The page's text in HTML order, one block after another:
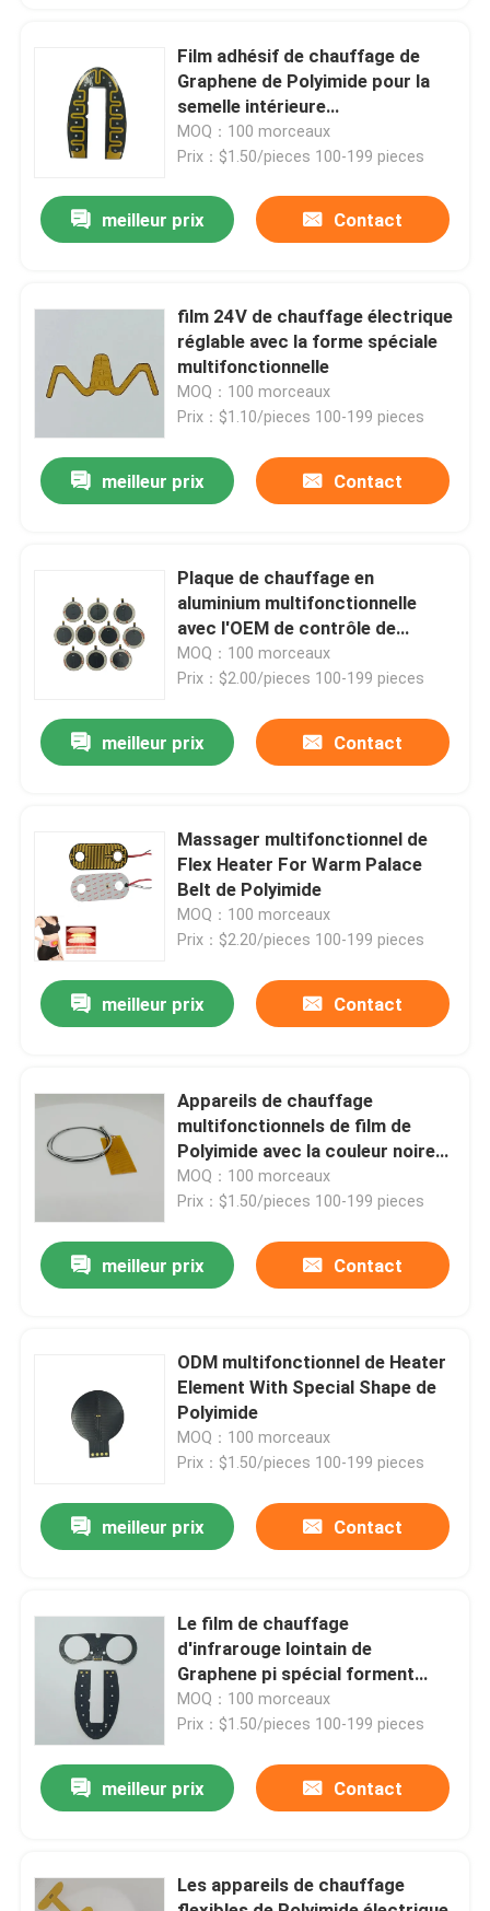
Maison
Vidéos
Visite d'usine
Contrôle de qualité
Nouvelles
Demandez une citation
Appareil de chauffage de film de pi
Film adhésif de chauffage de
Graphene de Polyimide pour la
semelle intérieure
multifonctionnelle
MOQ：100 morceaux
Prix：$1.50/pieces 100-199 pieces
meilleur prix Contact
film 24V de chauffage électrique
réglable avec la forme spéciale
multifonctionnelle
MOQ：100 morceaux
Prix：$1.10/pieces 100-199 pieces
meilleur prix Contact
Plaque de chauffage en
aluminium multifonctionnelle
avec l'OEM de contrôle de
température de NTC
MOQ：100 morceaux
Prix：$2.00/pieces 100-199 pieces
meilleur prix Contact
Massager multifonctionnel de
Flex Heater For Warm Palace
Belt de Polyimide
MOQ：100 morceaux
Prix：$2.20/pieces 100-199 pieces
meilleur prix Contact
Appareils de chauffage
multifonctionnels de film de
Polyimide avec la couleur noire
jaune
MOQ：100 morceaux
Prix：$1.50/pieces 100-199 pieces
meilleur prix Contact
ODM multifonctionnel de Heater
Element With Special Shape de
Polyimide
MOQ：100 morceaux
Prix：$1.50/pieces 100-199 pieces
meilleur prix Contact
Le film de chauffage
d'infrarouge lointain de
Graphene pi spécial forment
multifonctionnel
MOQ：100 morceaux
Prix：$1.50/pieces 100-199 pieces
meilleur prix Contact
Les appareils de chauffage